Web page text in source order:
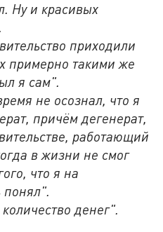
Ну и красивых
приходили
примерно такими же
я сам".
не осознал, что я
причём дегенерат,
работающий
в жизни не смог
что я на
понял".
денег".